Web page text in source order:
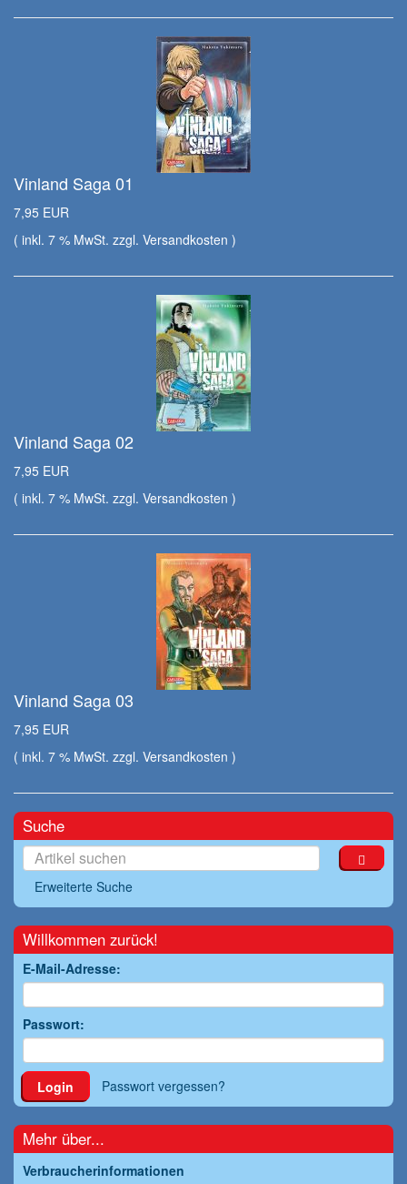
Vinland Saga 01
7,95 EUR
( inkl. 7 % MwSt. zzgl. Versandkosten )
Vinland Saga 02
7,95 EUR
( inkl. 7 % MwSt. zzgl. Versandkosten )
Vinland Saga 03
7,95 EUR
( inkl. 7 % MwSt. zzgl. Versandkosten )
Suche
Erweiterte Suche
Willkommen zurück!
E-Mail-Adresse:
Passwort:
Login Passwort vergessen?
Mehr über...
Verbraucherinformationen